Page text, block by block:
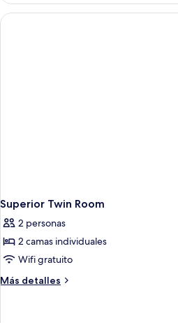
cama
Superior Twin Room
2 personas
2 camas individuales
Wifi gratuito
Más detalles
Más